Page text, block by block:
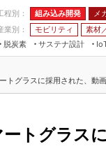
程別： 組み込み開発 メ
業別：
モビリティ 素材
脱炭素
サステナ設計
保全 JIMTOF
IIFES
トグラスに採用された、動画
トグラス